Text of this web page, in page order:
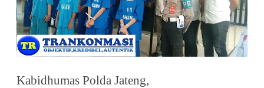
Kabidhumas Polda Jateng,